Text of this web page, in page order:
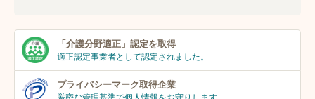
「介護分野適正」 認定を取得
適正認定事業者として認定されました。
プライバシーマーク取得企業